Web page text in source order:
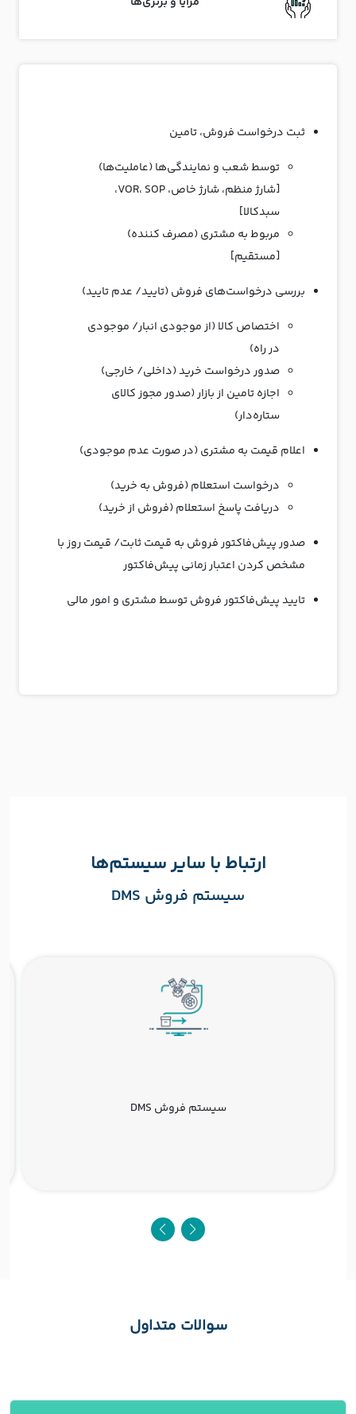
ثبت درخواست فروش، تامین
توسط شعب و نمایندگی‌ها (عاملیت‌ها)
[شارژ منظم، شارژ خاص، VOR، SOP،
سبدکالا]
مربوط به مشتری (مصرف کننده)
[مستقیم]
بررسی درخواست‌های فروش (تایید/ عدم تایید)
اختصاص کالا (از موجودی انبار/ موجودی
در راه)
صدور درخواست خرید (داخلی/ خارجی)
اجازه تامین از بازار (صدور مجوز کالای
ستاره‌دار)
اعلام قیمت به مشتری (در صورت عدم موجودی)
درخواست استعلام (فروش به خرید)
دریافت پاسخ استعلام (فروش از خرید)
صدور پیش‌فاکتور فروش به قیمت ثابت/ قیمت روز با
مشخص کردن اعتبار زمانی پیش‌فاکتور
تایید پیش‌فاکتور فروش توسط مشتری و امور مالی
ارتباط با سایر سیستم‌ها
سیستم فروش DMS
سیستم فروش DMS
سوالات متداول